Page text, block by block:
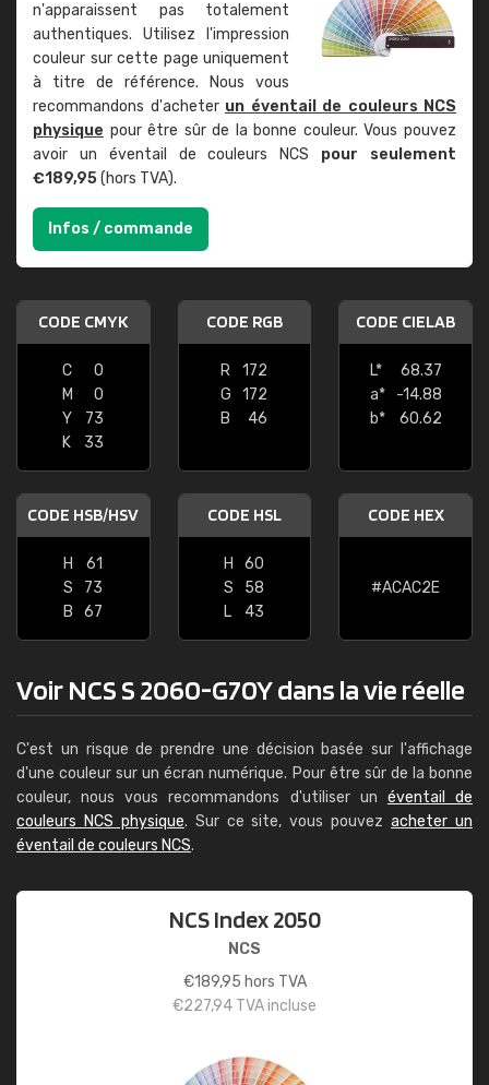
n'apparaissent pas totalement
authentiques. Utilisez l'impression
couleur sur cette page uniquement
à titre de référence. Nous vous
recommandons d'acheter un éventail de couleurs NCS
physique pour être sûr de la bonne couleur. Vous pouvez
avoir un éventail de couleurs NCS pour seulement
€189,95(hors TVA).
Infos / commande
CODE CMYK
C
0
M
0
Y
73
K
33
CODE RGB
R
172
G
172
B
46
CODE CIELAB
L*
68.37
a*
-14.88
b*
60.62
CODE HSB/HSV
H
61
S
73
B
67
CODE HSL
H
60
S
58
L
43
CODE HEX
#ACAC2E
Voir NCS S 2060-G70Y dans la vie réelle
C'est un risque de prendre une décision basée sur l'affichage
d'une couleur sur un écran numérique. Pour être sûr de la bonne
couleur, nous vous recommandons d'utiliser un éventail de
couleurs NCS physique. Sur ce site, vous pouvezacheter un
éventail de couleurs NCS.
NCS Index 2050
NCS
€189,95 hors TVA
€227,94 TVA incluse